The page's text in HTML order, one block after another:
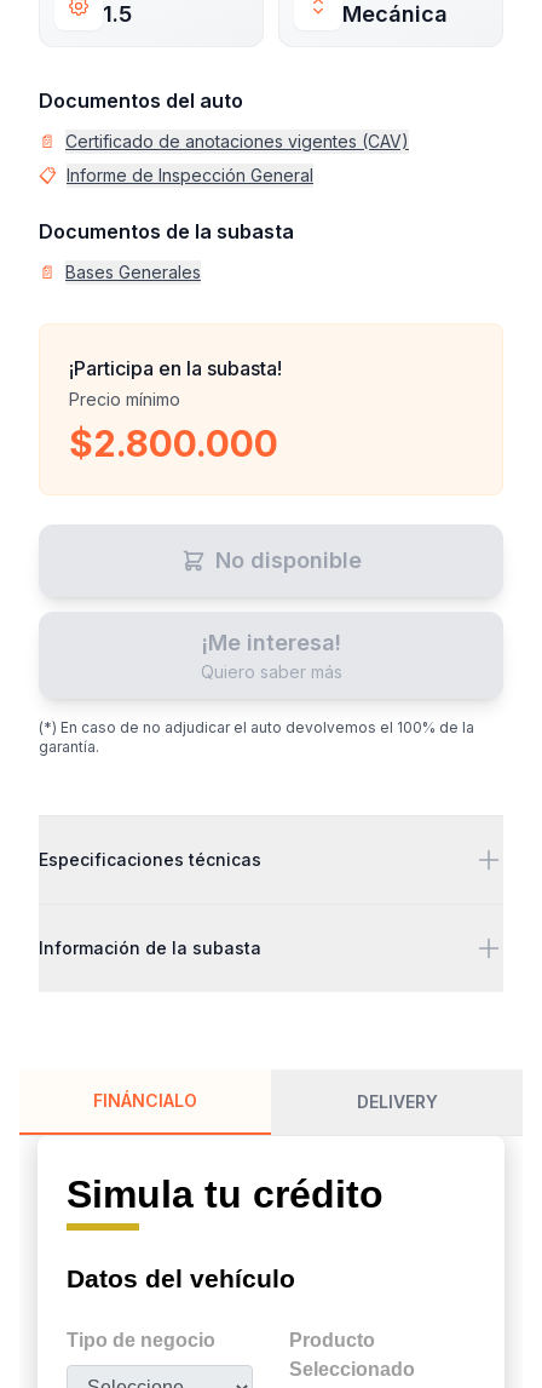
1.5 Mecánica
Documentos del auto
📄
Certificado de anotaciones vigentes (CAV)
📋 Informe de Inspección General
Documentos de la subasta
📄 Bases Generales
¡Participa en la subasta!
Precio mínimo
$2.800.000
No disponible
¡Me interesa!
Quiero saber más
(*) En caso de no adjudicar el auto devolvemos el 100% de la
garantía.
Especificaciones técnicas
Información de la subasta
FINÁNCIALO DELIVERY